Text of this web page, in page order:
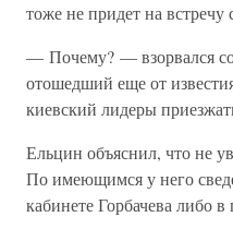
тоже не придет на встречу
— Почему? — взорвался
отошедший еще от
киевский лидеры
Ельцин объяснил, что не
По имеющимся у него
кабинете Горбачева либо